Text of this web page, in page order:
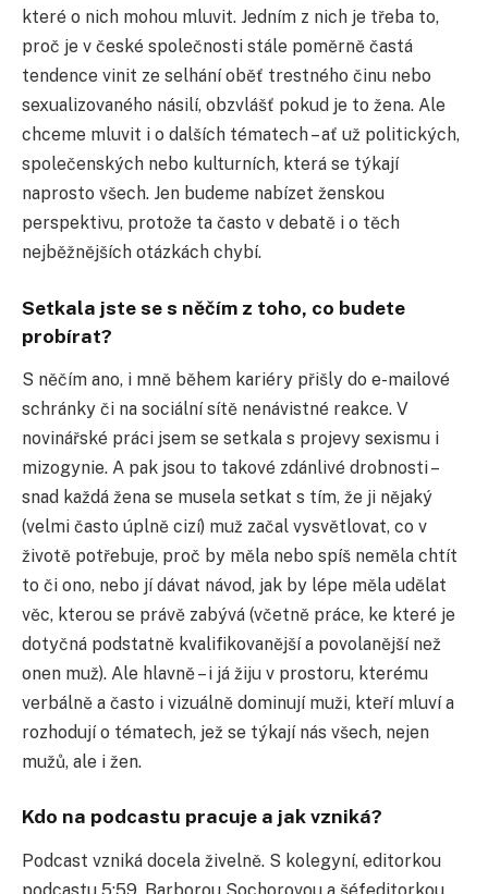
které o nich mohou mluvit. Jedním z nich je třeba to,
proč je v české společnosti stále poměrně častá
tendence vinit ze selhání oběť trestného činu nebo
sexualizovaného násilí, obzvlášť pokud je to žena. Ale
chceme mluvit i o dalších tématech – ať už politických,
společenských nebo kulturních, která se týkají
naprosto všech. Jen budeme nabízet ženskou
perspektivu, protože ta často v debatě i o těch
nejběžnějších otázkách chybí.
Setkala jste se s něčím z toho, co budete
probírat?
S něčím ano, i mně během kariéry přišly do e-mailové
schránky či na sociální sítě nenávistné reakce. V
novinářské práci jsem se setkala s projevy sexismu i
mizogynie. A pak jsou to takové zdánlivé drobnosti –
snad každá žena se musela setkat s tím, že ji nějaký
(velmi často úplně cizí) muž začal vysvětlovat, co v
životě potřebuje, proč by měla nebo spíš neměla chtít
to či ono, nebo jí dávat návod, jak by lépe měla udělat
věc, kterou se právě zabývá (včetně práce, ke které je
dotyčná podstatně kvalifikovanější a povolanější než
onen muž). Ale hlavně – i já žiju v prostoru, kterému
verbálně a často i vizuálně dominují muži, kteří mluví a
rozhodují o tématech, jež se týkají nás všech, nejen
mužů, ale i žen.
Kdo na podcastu pracuje a jak vzniká?
Podcast vzniká docela živelně. S kolegyní, editorkou
podcastu 5:59, Barborou Sochorovou a šéfeditorkou